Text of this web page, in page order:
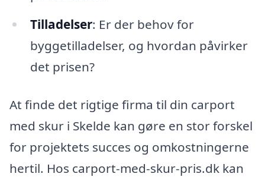
Tilladelser: Er der behov for
byggetilladelser, og hvordan påvirker
det prisen?
At finde det rigtige firma til din carport
med skur i Skelde kan gøre en stor forskel
for projektets succes og omkostningerne
hertil. Hos carport-med-skur-pris.dk kan